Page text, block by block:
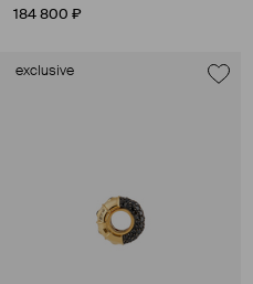
бриллиантами
184 800 ₽
exclusive